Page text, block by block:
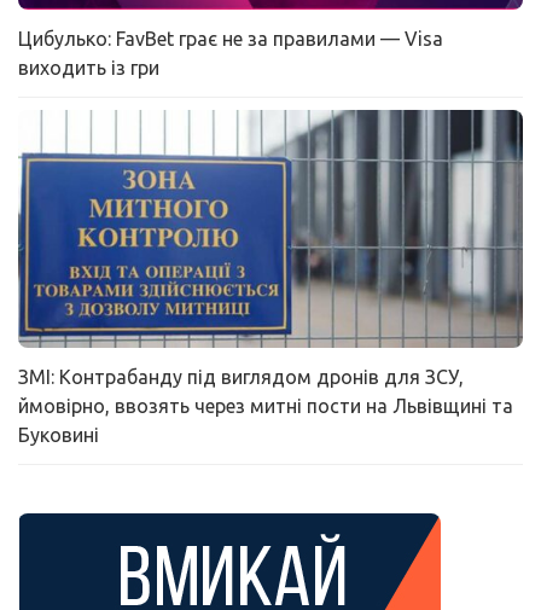
Цибулько: FavBet грає не за правилами — Visa
виходить із гри
ЗМІ: Контрабанду під виглядом дронів для ЗСУ,
ймовірно, ввозять через митні пости на Львівщині та
Буковині